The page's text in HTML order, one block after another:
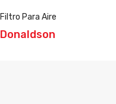
Filtro Para Aire
Donaldson